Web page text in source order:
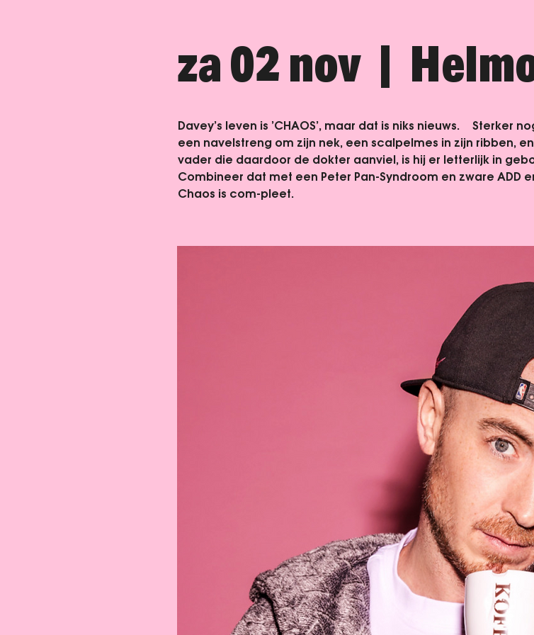
za 02 nov
  |
Davey’s leven is ’CHAOS’, maar dat is niks nieuws. Sterker
een navelstreng om zijn nek, een scalpelmes in zijn ribben,
vader die daardoor de dokter aanviel, is hij er letterlijk in
Combineer dat met een Peter Pan-Syndroom en zware ADD
Chaos is com-pleet.